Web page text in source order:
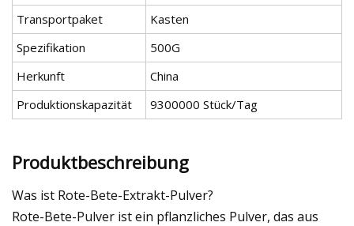
Transportpaket
Kasten
Spezifikation
500G
Herkunft
China
Produktionskapazität
9300000 Stück/Tag
Produktbeschreibung
Was ist Rote-Bete-Extrakt-Pulver?
Rote-Bete-Pulver ist ein pflanzliches Pulver, das aus